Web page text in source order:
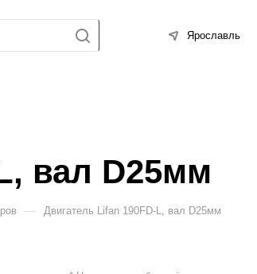
Ярославль
вал D25мм
— Двигатель Lifan 190FD-L, вал D25мм